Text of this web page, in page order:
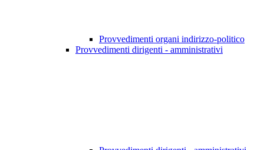
Provvedimenti organi indirizzo-politico
Provvedimenti dirigenti - amministrativi